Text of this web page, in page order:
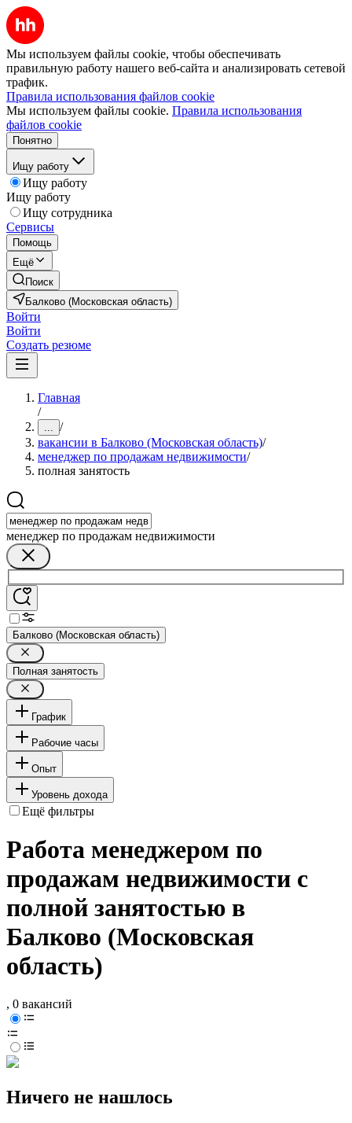
Мы используем файлы cookie, чтобы обеспечивать
правильную работу нашего веб-сайта и анализировать сетевой
трафик.
Правила использования файлов cookie
Мы используем файлы cookie. Правила использования
файлов cookie
Понятно
Ищу работу
Ищу работу
Ищу работу
Ищу сотрудника
Сервисы
Помощь
Ещё
Поиск
Балково (Московская область)
Войти
Войти
Создать резюме
Главная
/
... /
вакансии в Балково (Московская область)/
менеджер по продажам недвижимости/
полная занятость
менеджер по продажам недвижимости
Балково (Московская область)
Полная занятость
График
Рабочие часы
Опыт
Уровень дохода
Ещё фильтры
Работа менеджером по
продажам недвижимости с
полной занятостью в
Балково (Московская
область)
, 0 вакансий
Ничего не нашлось